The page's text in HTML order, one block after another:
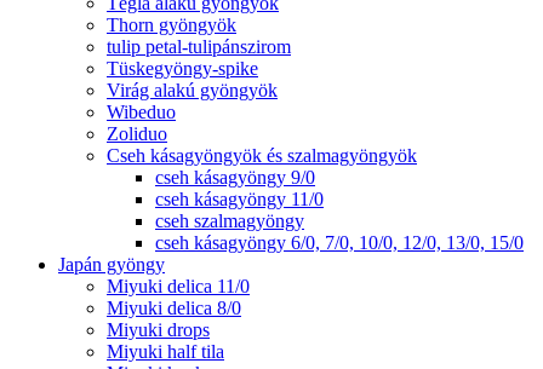
Thorn gyöngyök
tulip petal-tulipánszirom
Tüskegyöngy-spike
Virág alakú gyöngyök
Wibeduo
Zoliduo
Cseh kásagyöngyök és szalmagyöngyök
cseh kásagyöngy 9/0
cseh kásagyöngy 11/0
cseh szalmagyöngy
cseh kásagyöngy 6/0, 7/0, 10/0, 12/0, 13/0, 15/0
Japán gyöngy
Miyuki delica 11/0
Miyuki delica 8/0
Miyuki drops
Miyuki half tila